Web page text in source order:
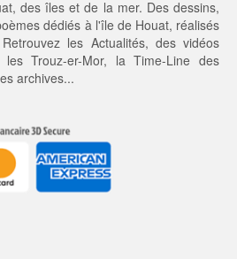
0
0 €.
des îles et de la mer. Des dessins,
dédiés à l'île de Houat, réalisés
les Actualités, des vidéos
lesTrouz-er-Mor, laTime-Line des
archives...